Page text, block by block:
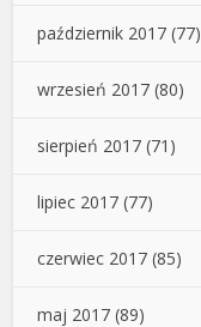
październik 2017 (77)
wrzesień 2017 (80)
sierpień 2017 (71)
lipiec 2017 (77)
czerwiec 2017 (85)
maj 2017 (89)